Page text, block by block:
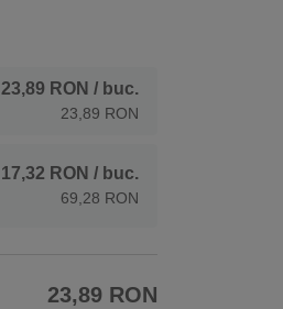
23,89 RON / buc.
23,89 RON
17,32 RON / buc.
69,28 RON
23,89 RON